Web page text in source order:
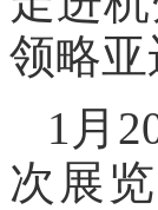
领略
1月
次展